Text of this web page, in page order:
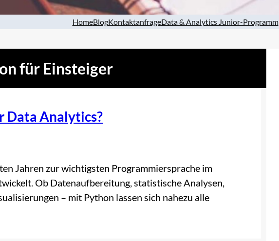
HomeBlogKontaktanfrageData & Analytics Junior-Programm
für Einsteiger
Data Analytics?
Jahren zur wichtigsten Programmiersprache im
Ob Datenaufbereitung, statistische Analysen,
– mit Python lassen sich nahezu alle